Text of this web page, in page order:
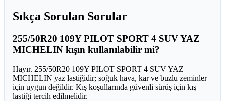
Sıkça Sorulan Sorular
255/50R20 109Y PILOT SPORT 4 SUV YAZ
MICHELIN kışın kullanılabilir mi?
Hayır. 255/50R20 109Y PILOT SPORT 4 SUV YAZ
MICHELIN yaz lastiğidir; soğuk hava, kar ve buzlu zeminler
için uygun değildir. Kış koşullarında güvenli sürüş için kış
lastiği tercih edilmelidir.